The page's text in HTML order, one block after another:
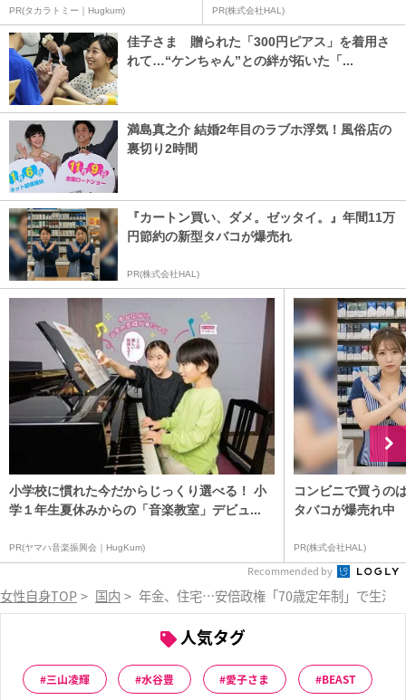
PR(タカラトミー｜Hugkum) PR(株式会社HAL)
佳子さま 贈られた「300円ピアス」を着用さ
れて…“ケンちゃん”との絆が拓いた「...
満島真之介 結婚2年目のラブホ浮気！風俗店の
裏切り2時間
『カートン買い、ダメ。ゼッタイ。』年間11万
円節約の新型タバコが爆売れ
PR(株式会社HAL)
小学校に慣れた今だからじっくり選べる！ 小
学１年生夏休みからの「音楽教室」デビュ...
PR(ヤマハ音楽振興会｜HugKum)
コンビニで買うの
タバコが爆売れ中
PR(株式会社HAL)
Recommended by
女性自身TOP > 国内 > 年金、住宅…安倍政権「70歳定年制」で生活
人気タグ
三山凌輝 水谷豊 愛子さま BEAST